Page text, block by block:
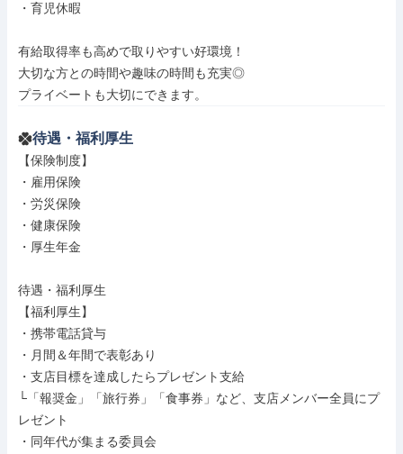
・育児休暇
有給取得率も高めで取りやすい好環境！
大切な方との時間や趣味の時間も充実◎
プライベートも大切にできます。
待遇・福利厚生
【保険制度】
・雇用保険
・労災保険
・健康保険
・厚生年金
待遇・福利厚生
【福利厚生】
・携帯電話貸与
・月間＆年間で表彰あり
・支店目標を達成したらプレゼント支給
└「報奨金」「旅行券」「食事券」など、支店メンバー全員にプ
レゼント
・同年代が集まる委員会